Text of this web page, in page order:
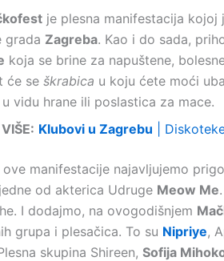
je plesna manifestacija
grada Zagreba. Kao i do sada,
koja se brine za napuštene,
će se škrabica u koju ćete moći
vidu hrane ili poslastica za mace.
Klubovi u Zagrebu |
manifestacije najavljujemo
od akterica Udruge Meow Me
I dodajmo, na ovogodišnjem
grupa i plesačica. To su Nipriye,
skupina Shireen, Sofija